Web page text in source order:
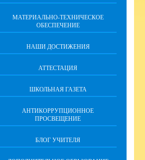
МАТЕРИАЛЬНО-ТЕХНИЧЕСКОЕ
ОБЕСПЕЧЕНИЕ
НАШИ ДОСТИЖЕНИЯ
АТТЕСТАЦИЯ
ШКОЛЬНАЯ ГАЗЕТА
АНТИКОРРУПЦИОННОЕ
ПРОСВЕЩЕНИЕ
БЛОГ УЧИТЕЛЯ